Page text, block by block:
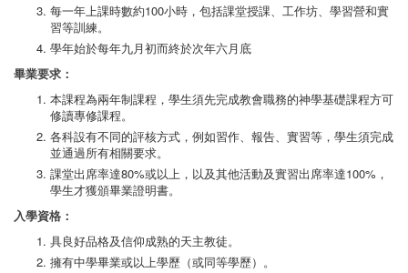
每一年上課時數約100小時，包括課堂授課、工作坊、學習營和實
習等訓練。
學年始於每年九月初而終於次年六月底
畢業要求：
本課程為兩年制課程，學生須先完成教會職務的神學基礎課程方可
修讀專修課程。
各科設有不同的評核方式，例如習作、報告、實習等，學生須完成
並通過所有相關要求。
課堂出席率達80%或以上，以及其他活動及實習出席率達100%，
學生才獲頒畢業證明書。
入學資格：
具良好品格及信仰成熟的天主教徒。
擁有中學畢業或以上學歷（或同等學歷）。